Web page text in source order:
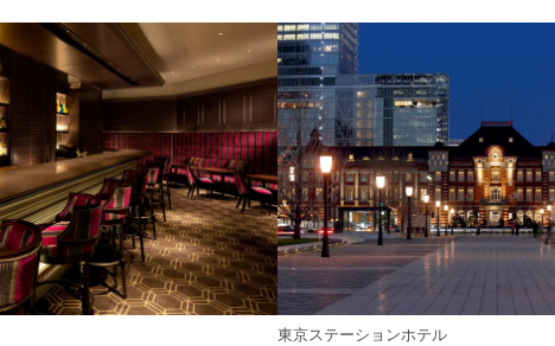
東京ステーションホテル